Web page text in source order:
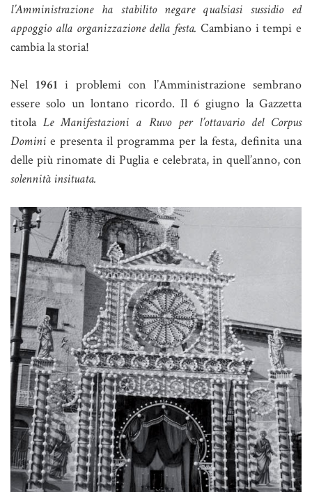
l’Amministrazione ha stabilito negare qualsiasi sussidio ed
appoggio alla organizzazione della festa. Cambiano i tempi e
cambia la storia!
Nel 1961 i problemi con l’Amministrazione sembrano
essere solo un lontano ricordo. Il 6 giugno la Gazzetta
titolaLe Manifestazioni a Ruvo per l’ottavario del Corpus
Dominie presenta il programma per la festa, definita una
delle più rinomate di Puglia e celebrata, in quell’anno, con
solennità insituata.